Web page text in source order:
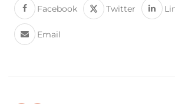
Facebook Twitter
Email